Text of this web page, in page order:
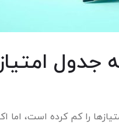
را کم کرده است، اما